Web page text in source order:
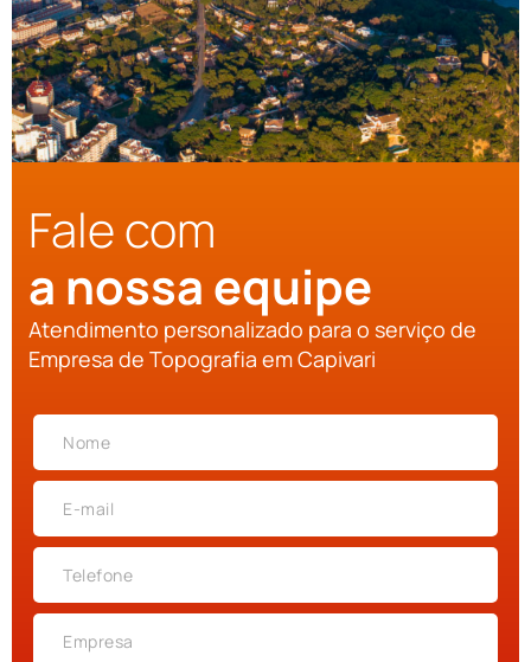
Fale com
a nossa equipe
Atendimento personalizado para o serviço de
Empresa de Topografia em Capivari